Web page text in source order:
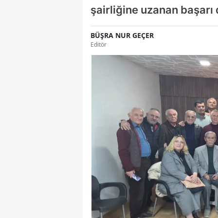
şairliğine uzanan başarı
BÜŞRA NUR GEÇER
Editör